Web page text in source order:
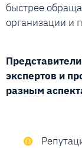
быстрее
организации и
экспертов и
разным